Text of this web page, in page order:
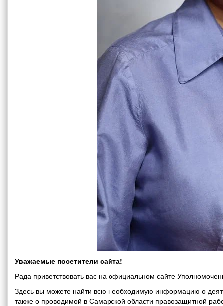
Уважаемые посетители сайта!
Рада приветствовать вас на официальном сайте
Здесь вы можете найти всю необходимую информацию о
также о проводимой в Самарской области правозащитной